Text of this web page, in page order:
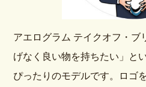
アエログラム テイクオフ・ブ
げなく良い物を持ちたい」と
ぴったりのモデルです。ロゴ